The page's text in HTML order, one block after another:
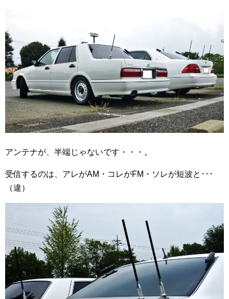
アンテナが、半端じゃないです・・・。
受信するのは、アレがAM・コレがFM・ソレが短波と･･･
（違）